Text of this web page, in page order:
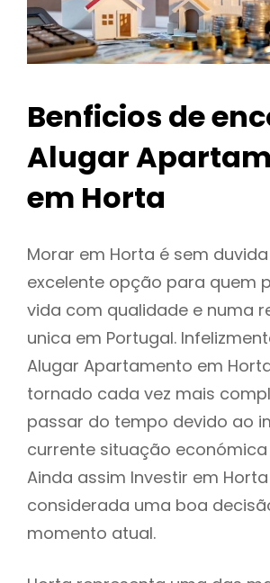
Benficios de
Alugar
em Horta
Morar em Horta é sem
excelente opção para quem
vida com qualidade e numa
unica em Portugal.
Alugar Apartamento em
tornado cada vez mais
passar do tempo devido ao
currente situação económica
Ainda assim Investir em
considerada uma boa
momento atual.